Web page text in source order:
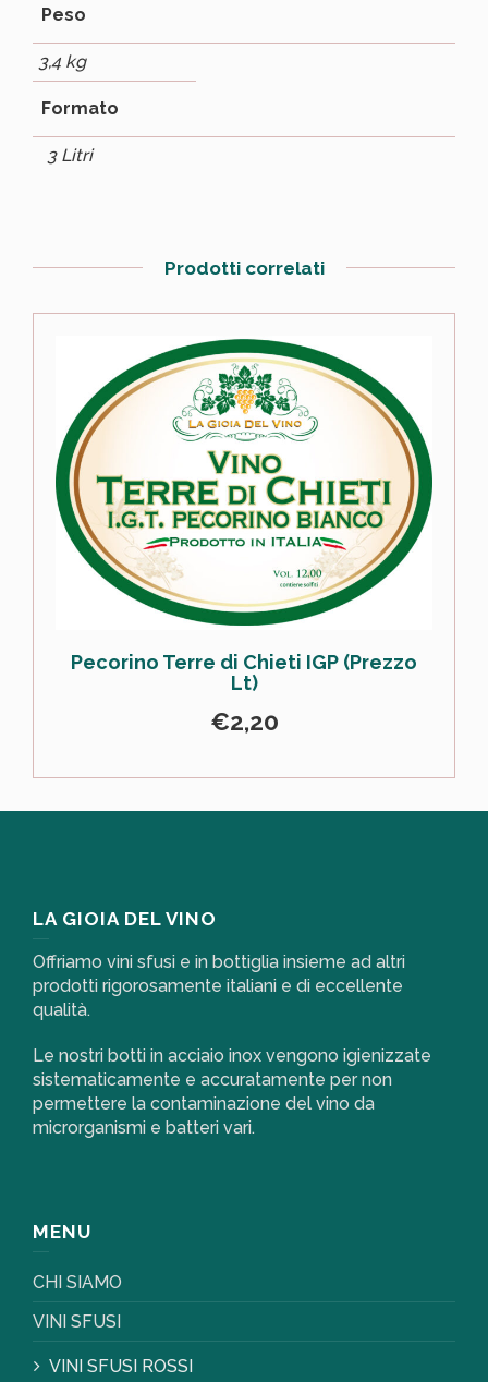
Peso
3,4 kg
Formato
3 Litri
Prodotti correlati
Pecorino Terre di Chieti IGP (Prezzo
Lt)
€2,20
LA GIOIA DEL VINO
Offriamo vini sfusi e in bottiglia insieme ad altri
prodotti rigorosamente italiani e di eccellente
qualità.
Le nostri botti in acciaio inox vengono igienizzate
sistematicamente e accuratamente per non
permettere la contaminazione del vino da
microrganismi e batteri vari.
MENU
CHI SIAMO
VINI SFUSI
VINI SFUSI ROSSI